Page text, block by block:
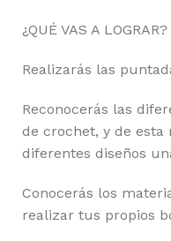
¿QUÉ VAS A LOGRAR?
Realizarás las
Reconocerás las
de crochet, y de
diferentes diseños
Conocerás los
realizar tus propios